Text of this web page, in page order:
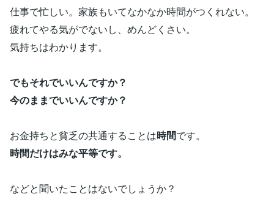
仕事で忙しい。家族もいてなかなか時間がつくれない。
疲れてやる気がでないし、めんどくさい。
気持ちはわかります。
でもそれでいいんですか？
今のままでいいんですか？
お金持ちと貧乏の共通することは時間です。
時間だけはみな平等です。
などと聞いたことはないでしょうか？